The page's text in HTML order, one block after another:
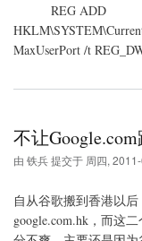
REG ADD
MaxUserPort /t
不让
由 铁兵提交于 周四,
自从谷歌搬到香港以
google.com.hk，而这